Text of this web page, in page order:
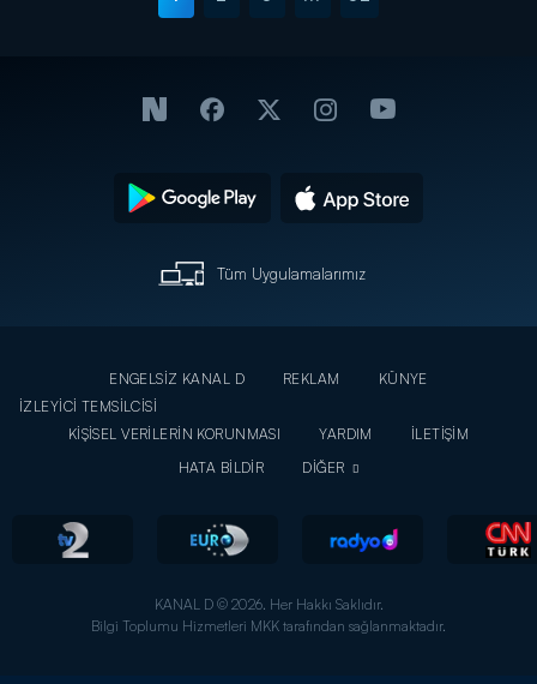
Tüm Uygulamalarımız
ENGELSİZ KANAL D REKLAM
KÜNYE
İZLEYİCİ TEMSİLCİSİ
KİŞİSEL VERİLERİN KORUNMASI
YARDIM
İLETİŞİM
HATA BİLDİR
DİĞER
KANAL D © 2026. Her Hakkı Saklıdır.
Bilgi Toplumu Hizmetleri MKK tarafından sağlanmaktadır.